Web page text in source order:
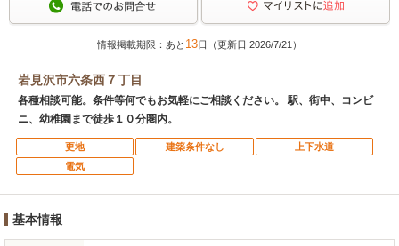
情報掲載期限：あと 13日（更新日 2026/7/21）
岩見沢市六条西７丁目
各種相談可能。条件等何でもお気軽にご相談ください。 駅、街中、コンビ
ニ、幼稚園まで徒歩１０分圏内。
更地 建築条件なし
上下水道
電気
基本情報